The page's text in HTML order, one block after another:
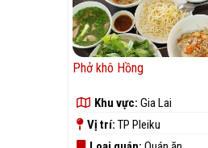
Phở khô Hồng
Khu vực: Gia Lai
Vị trí: TP Pleiku